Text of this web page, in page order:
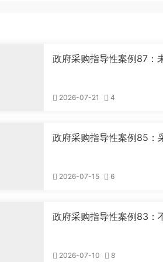
政府采购指导性案例87：
2026-07-21 4
政府采购指导性案例85：
2026-07-15 6
政府采购指导性案例83：
2026-07-10 8